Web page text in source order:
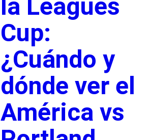
la Leagues
Cup:
¿Cuándo y
dónde ver el
América vs